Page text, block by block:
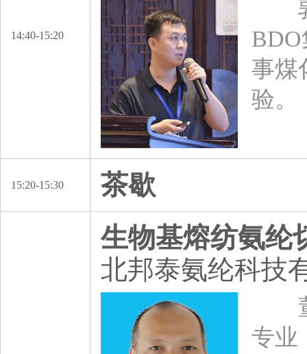
14:40-15:20
郭
事煤
验。
15:20-15:30 茶歇
生物基熔纺氨纶
北邦泰氨纶科技
董
专业